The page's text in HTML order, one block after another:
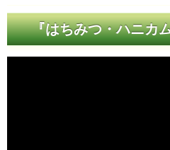
『はちみつ・ハニカ